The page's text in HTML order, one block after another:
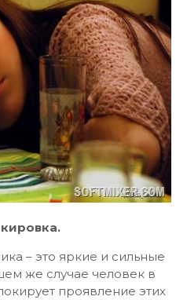
– это яркие и сильные
же случае человек в
проявление этих